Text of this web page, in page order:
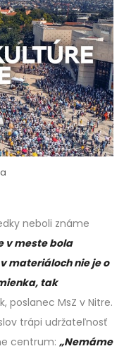
neboli známe
v meste bola
materiáloch nie je o
tak
poslanec MsZ v Nitre.
trápi udržateľnosť
centrum: „Nemáme